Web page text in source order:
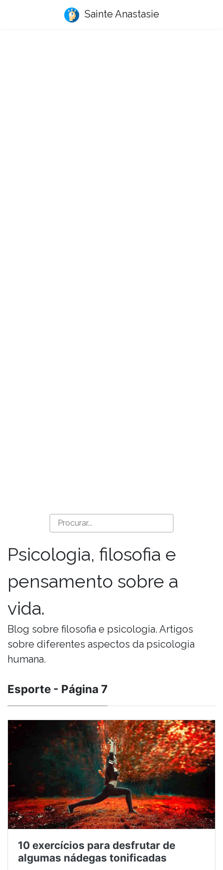
Sainte Anastasie
Psicologia, filosofia e
pensamento sobre a
vida.
Blog sobre filosofia e psicologia. Artigos
sobre diferentes aspectos da psicologia
humana.
Esporte - Página 7
10 exercícios para desfrutar de
algumas nádegas tonificadas